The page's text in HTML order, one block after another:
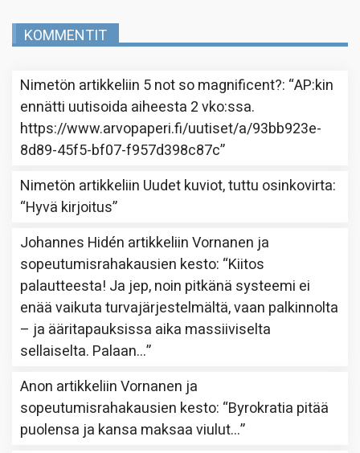
KOMMENTIT
Nimetön artikkeliin 5 not so magnificent?: “AP:kin
ennätti uutisoida aiheesta 2 vko:ssa.
https://www.arvopaperi.fi/uutiset/a/93bb923e-
8d89-45f5-bf07-f957d398c87c”
Nimetön artikkeliin Uudet kuviot, tuttu osinkovirta:
“Hyvä kirjoitus”
Johannes Hidén artikkeliinVornanen ja
sopeutumisrahakausien kesto: “Kiitos
palautteesta! Ja jep, noin pitkänä systeemi ei
enää vaikuta turvajärjestelmältä, vaan palkinnolta
– ja ääritapauksissa aika massiiviselta
sellaiselta. Palaan…”
Anon artikkeliinVornanen ja
sopeutumisrahakausien kesto: “Byrokratia pitää
puolensa ja kansa maksaa viulut…”